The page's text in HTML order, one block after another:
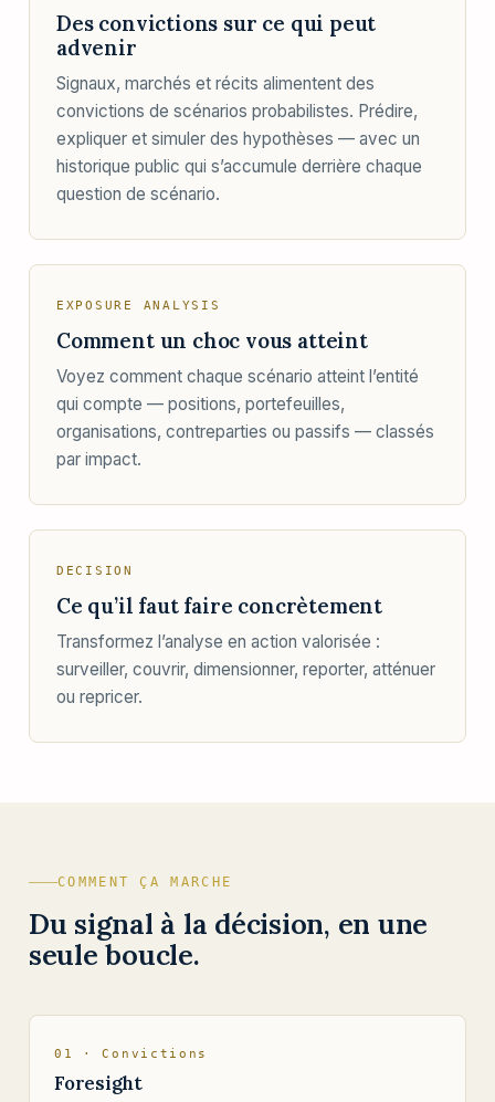
Des convictions sur ce qui peut
advenir
Signaux, marchés et récits alimentent des
convictions de scénarios probabilistes. Prédire,
expliquer et simuler des hypothèses — avec un
historique public qui s’accumule derrière chaque
question de scénario.
EXPOSURE ANALYSIS
Comment un choc vous atteint
Voyez comment chaque scénario atteint l’entité
qui compte — positions, portefeuilles,
organisations, contreparties ou passifs — classés
par impact.
DECISION
Ce qu’il faut faire concrètement
Transformez l’analyse en action valorisée :
surveiller, couvrir, dimensionner, reporter, atténuer
ou repricer.
COMMENT ÇA MARCHE
Du signal à la décision, en une
seule boucle.
01 · Convictions
Foresight